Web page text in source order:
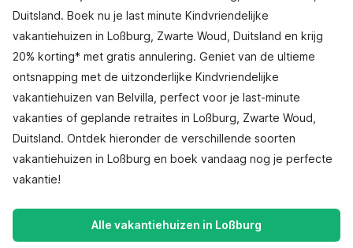
Duitsland. Boek nu je last minute Kindvriendelijke
vakantiehuizen in Loßburg, Zwarte Woud, Duitsland en krijg
20% korting* met gratis annulering. Geniet van de ultieme
ontsnapping met de uitzonderlijke Kindvriendelijke
vakantiehuizen van Belvilla, perfect voor je last-minute
vakanties of geplande retraites in Loßburg, Zwarte Woud,
Duitsland. Ontdek hieronder de verschillende soorten
vakantiehuizen in Loßburg en boek vandaag nog je perfecte
vakantie!
Alle vakantiehuizen in Loßburg